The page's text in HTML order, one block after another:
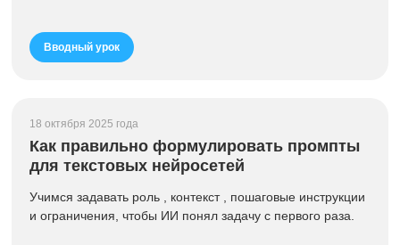
Вводный урок
18 октября 2025 года
Как правильно формулировать промпты
для текстовых нейросетей
Учимся задавать роль , контекст , пошаговые инструкции
и ограничения, чтобы ИИ понял задачу с первого раза.